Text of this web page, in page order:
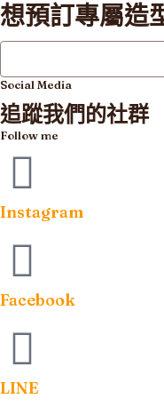
想預訂專屬造
Social Media
追蹤我們的社群
Follow me
Instagram
Facebook
LINE